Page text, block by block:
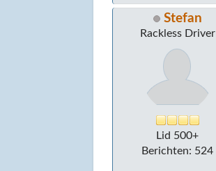
Stefan
Rackless Driver
Lid 500+
Berichten: 524